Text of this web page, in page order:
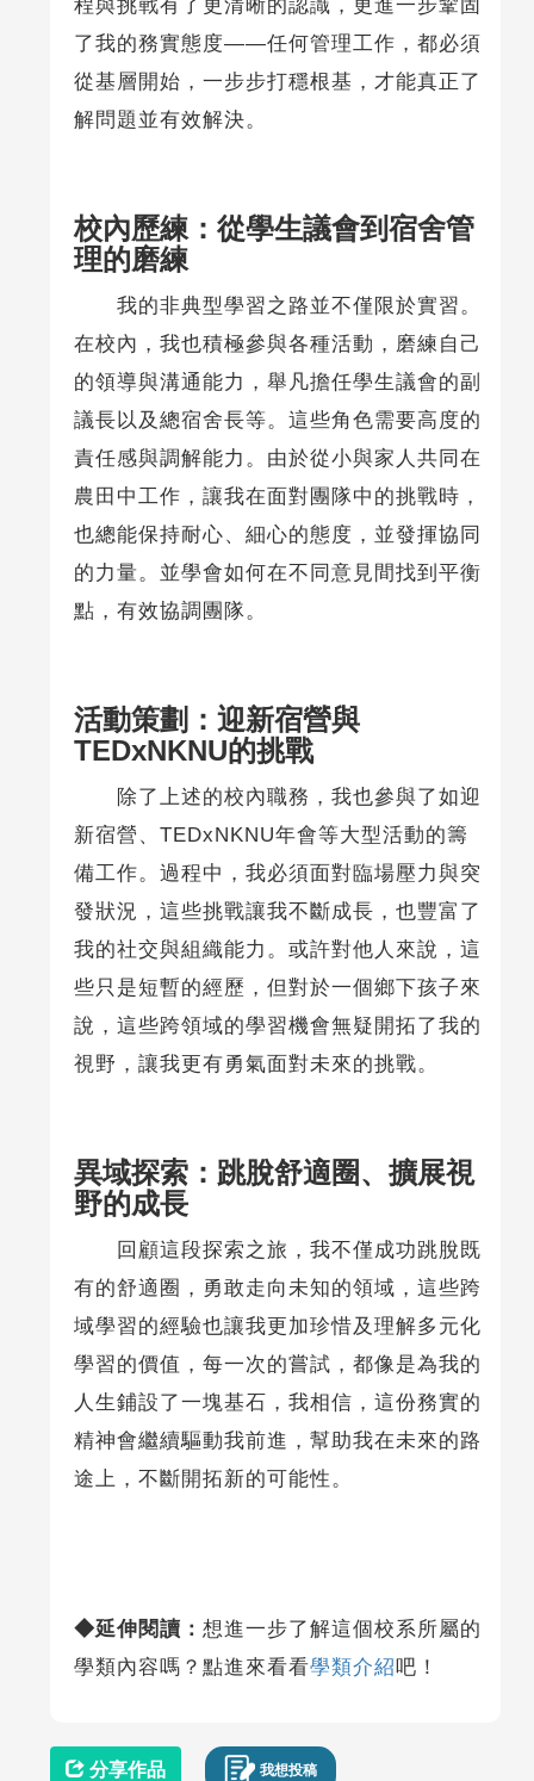
程與挑戰有了更清晰的認識，更進一步鞏固
了我的務實態度——任何管理工作，都必須
從基層開始，一步步打穩根基，才能真正了
解問題並有效解決。
校內歷練：從學生議會到宿舍管
理的磨練
我的非典型學習之路並不僅限於實習。
在校內，我也積極參與各種活動，磨練自己
的領導與溝通能力，舉凡擔任學生議會的副
議長以及總宿舍長等。這些角色需要高度的
責任感與調解能力。由於從小與家人共同在
農田中工作，讓我在面對團隊中的挑戰時，
也總能保持耐心、細心的態度，並發揮協同
的力量。並學會如何在不同意見間找到平衡
點，有效協調團隊。
活動策劃：迎新宿營與
TEDxNKNU的挑戰
除了上述的校內職務，我也參與了如迎
新宿營、TEDxNKNU年會等大型活動的籌
備工作。過程中，我必須面對臨場壓力與突
發狀況，這些挑戰讓我不斷成長，也豐富了
我的社交與組織能力。或許對他人來說，這
些只是短暫的經歷，但對於一個鄉下孩子來
說，這些跨領域的學習機會無疑開拓了我的
視野，讓我更有勇氣面對未來的挑戰。
異域探索：跳脫舒適圈、擴展視
野的成長
回顧這段探索之旅，我不僅成功跳脫既
有的舒適圈，勇敢走向未知的領域，這些跨
域學習的經驗也讓我更加珍惜及理解多元化
學習的價值，每一次的嘗試，都像是為我的
人生鋪設了一塊基石，我相信，這份務實的
精神會繼續驅動我前進，幫助我在未來的路
途上，不斷開拓新的可能性。
◆延伸閱讀： 想進一步了解這個校系所屬的
學類內容嗎？點進來看看學類介紹吧！
分享作品 我想投稿